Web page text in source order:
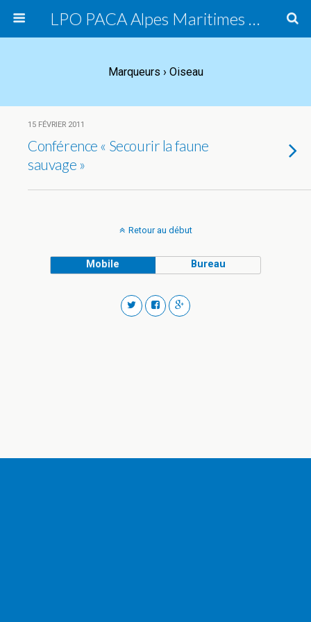
LPO PACA Alpes Maritimes Est, groupe local
Marqueurs › Oiseau
15 FÉVRIER 2011
Conférence « Secourir la faune
sauvage »
Retour au début
Mobile Bureau